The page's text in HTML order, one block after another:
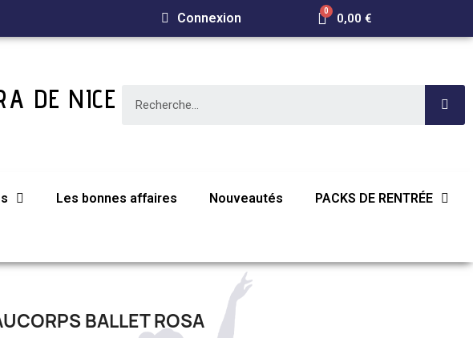
Connexion 0,00 €
DE NICE
Les bonnes affaires Nouveautés PACKS DE RENTRÉE
BALLET ROSA